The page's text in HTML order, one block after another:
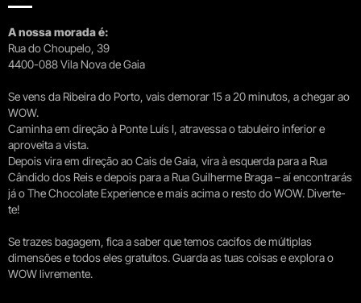
A nossa morada é:
Rua do Choupelo, 39
4400-088 Vila Nova de Gaia
Se vens da Ribeira do Porto, vais demorar 15 a 20 minutos, a chegar ao
WOW.
Caminha em direção à Ponte Luís I, atravessa o tabuleiro inferior e
aproveita a vista.
Depois vira em direção ao Cais de Gaia, vira à esquerda para a Rua
Cândido dos Reis e depois para a Rua Guilherme Braga – aí encontrarás
já o The Chocolate Experience e mais acima o resto do WOW. Diverte-
te!
Se trazes bagagem, fica a saber que temos cacifos de múltiplas
dimensões e todos eles gratuitos. Guarda as tuas coisas e explora o
WOW livremente.